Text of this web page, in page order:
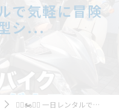
で気軽に冒険
シ...
🚴‍♂️🏍️🚴‍♂️ 一日レンタルで気軽に冒険しよう！新型シ...